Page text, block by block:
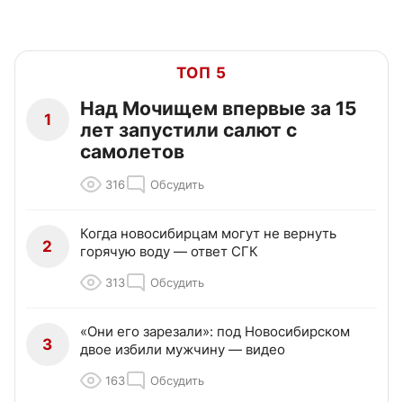
ТОП 5
1
Над Мочищем впервые за 15
лет запустили салют с
самолетов
316 Обсудить
2
Когда новосибирцам могут не вернуть
горячую воду — ответ СГК
313 Обсудить
3
«Они его зарезали»: под Новосибирском
двое избили мужчину — видео
163 Обсудить